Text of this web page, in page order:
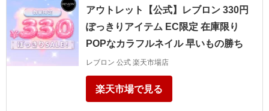
アウトレット【公式】レブロン 330円
ぽっきりアイテム EC限定 在庫限り
POPなカラフルネイル 早いもの勝ち
レブロン 公式 楽天市場店
楽天市場で見る